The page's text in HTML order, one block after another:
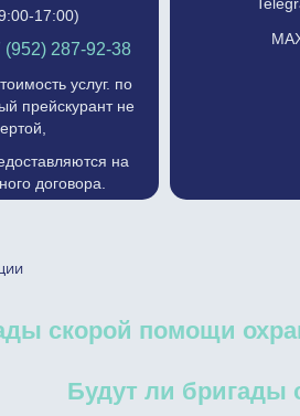
17:00)
(952) 287-92-38
услуг. по
прейскурант не
на
договора.
скорой помощи
Будут ли бригады